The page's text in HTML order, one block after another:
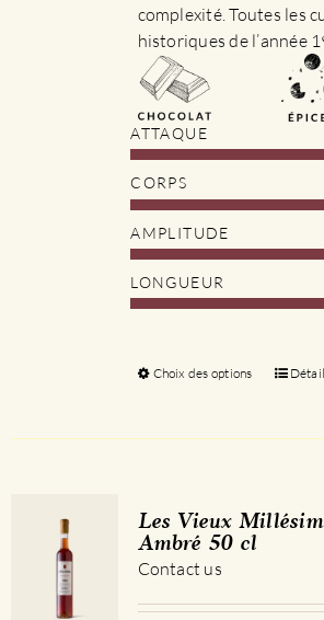
complexité. Toutes les
historiques de l’année
ATTAQUE
CORPS
AMPLITUDE
LONGUEUR
Choix des options
Ce
Les Vieux
Ambré 50 cl
Contact us